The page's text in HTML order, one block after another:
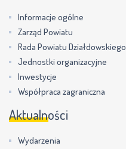
Informacje ogólne
Zarząd Powiatu
Rada Powiatu Działdowskiego
Jednostki organizacyjne
Inwestycje
Współpraca zagraniczna
Aktualności
Wydarzenia